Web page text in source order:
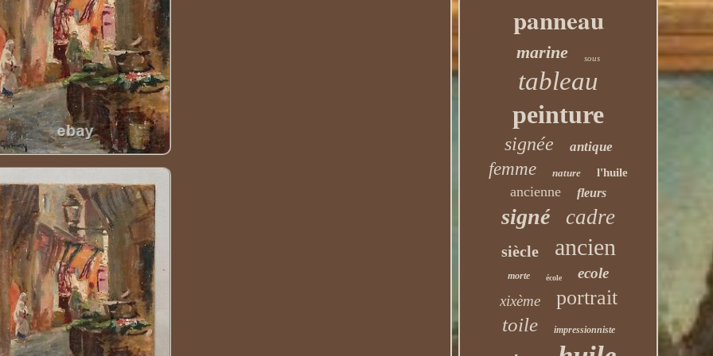
panneau
marine sous
tableau
peinture
signée antique
femme nature l'huile
ancienne fleurs
signé cadre
siècle ancien
morte école
ecole
xixème
portrait
toile impressionniste